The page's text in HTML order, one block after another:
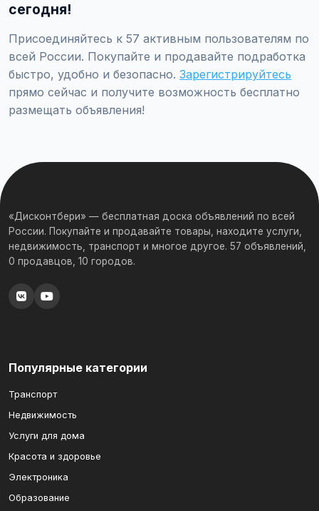
сегодня!
Присоединяйтесь к 57 активным пользователям по
всей России. Покупайте и продавайте подработка
быстро, удобно и безопасно. Зарегистрируйтесь
прямо сейчас и получите возможность бесплатно
размещать объявления!
«Дисконтбери» — бесплатная доска объявлений по всей
России. Покупайте и продавайте товары, находите услуги,
недвижимость, транспорт и многое другое. 57 объявлений,
0 продавцов, 10 городов.
Популярные категории
Транспорт
Недвижимость
Услуги для дома
Красота и здоровье
Электроника
Образование